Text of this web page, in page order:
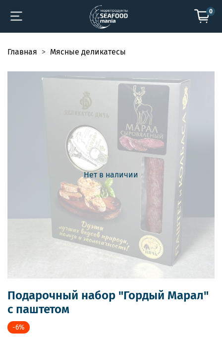
0
Главная Мясные деликатесы
Нет в наличии
Подарочный набор "Гордый Марал"
с паштетом
-6%